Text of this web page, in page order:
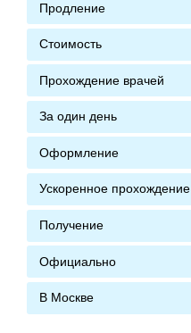
Продление
Стоимость
Прохождение врачей
За один день
Оформление
Ускоренное прохождение
Получение
Официально
В Москве